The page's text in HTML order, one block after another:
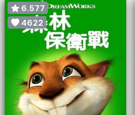
6.577
4622